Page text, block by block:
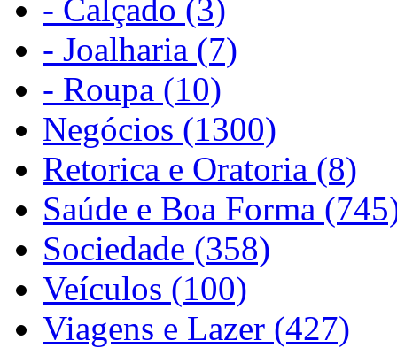
- Calçado (3)
- Joalharia (7)
- Roupa (10)
Negócios (1300)
Retorica e Oratoria (8)
Saúde e Boa Forma
Sociedade (358)
Veículos (100)
Viagens e Lazer (427)